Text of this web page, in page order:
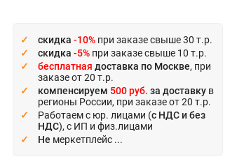
скидка -10% при заказе свыше 30 т.р.
скидка -5% при заказе свыше 10 т.р.
бесплатная доставка по Москве, при
заказе от 20 т.р.
компенсируем 500 руб. за доставку в
регионы России, при заказе от 20 т.р.
Работаем с юр. лицами (с НДС и без
НДС), с ИП и физ.лицами
Не меркетплейс ...